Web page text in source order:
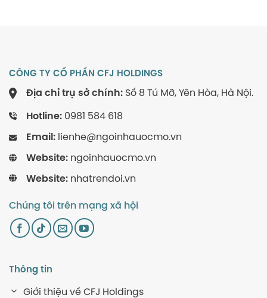
CÔNG TY CỔ PHẦN CFJ HOLDINGS
Địa chỉ trụ sở chính: Số 8 Tú Mỡ, Yên Hòa, Hà Nội.
Hotline: 0981 584 618
Email: lienhe@ngoinhauocmo.vn
Website: ngoinhauocmo.vn
Website: nhatrendoi.vn
Chúng tôi trên mạng xã hội
Thông tin
Giới thiệu về CFJ Holdings